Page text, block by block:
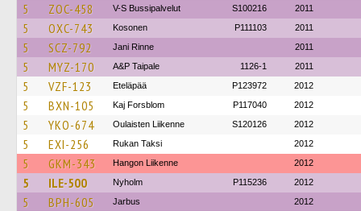
5 ZOC-458 V-S Bussipalvelut S100216 2011
5 OXC-743 Kosonen P111103 2011
5 SCZ-792 Jani Rinne 2011
5 MYZ-170 A&P Taipale 1126-1 2011
5 VZF-123 Eteläpää P123972 2012
5 BXN-105 Kaj Forsblom P117040 2012
5 YKO-674 Oulaisten Liikenne S120126 2012
5 EXI-256 Rukan Taksi 2012
5 GKM-343 Hangon Liikenne 2012
5 ILE-500 Nyholm P115236 2012
5 BPH-605 Jarbus 2012